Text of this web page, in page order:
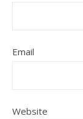
Email
Website